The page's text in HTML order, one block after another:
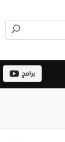
برامج